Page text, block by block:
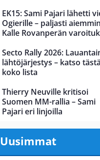
EK15: Sami Pajari lähetti
Ogierille – paljasti aiemmin
Kalle Rovanperän
Secto Rally 2026:
lähtöjärjestys – katso tästä
koko lista
Thierry Neuville kritisoi
Suomen MM-rallia – Sami
Pajari eri linjoilla
Uusimmat